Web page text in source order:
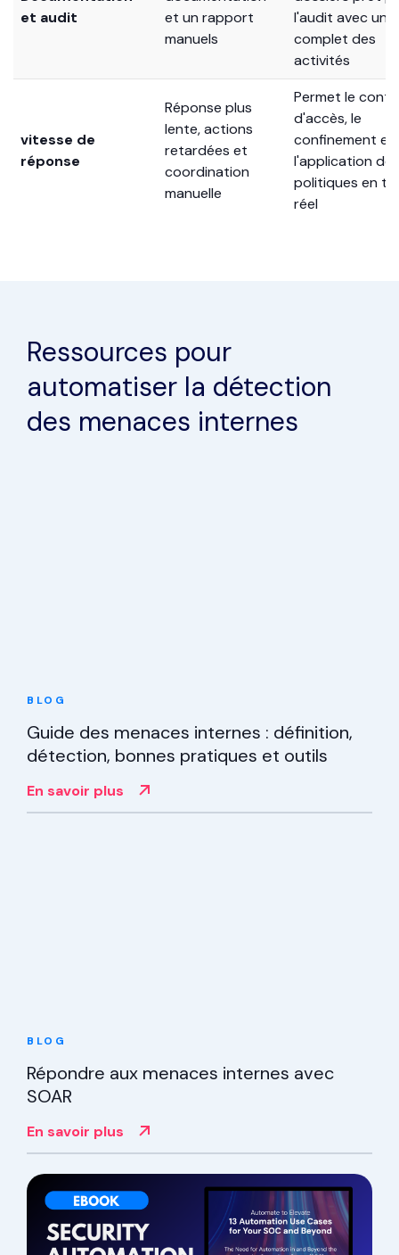
Nécessite une
documentation
manuels
historique des
dossiers prêt
l'audit avec un
complet des
activités
Réponse plus
lente, actions
retardées et
Permet le
d'accès, le
confinement et
l'application des
Ressources pour
automatiser la détection
BLOG
Guide des menaces internes : définition,
détection, bonnes pratiques et outils
BLOG
Répondre aux menaces internes avec
SOAR